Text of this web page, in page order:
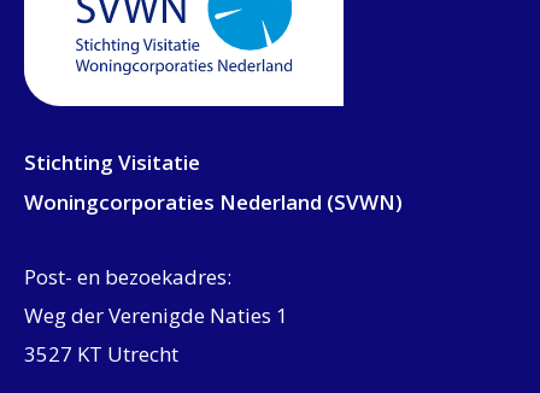
Stichting Visitatie
Woningcorporaties Nederland (SVWN)
Post- en bezoekadres:
Weg der Verenigde Naties 1
3527 KT Utrecht